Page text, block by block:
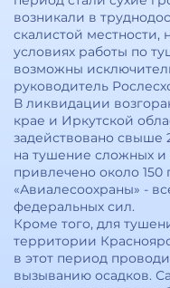
возникали в
скалистой местности,
условиях работы по
возможны
руководитель
В ликвидации
крае и Иркутской
задействовано свыше
на тушение сложных
привлечено около
«Авиалесоохраны» -
федеральных сил.
Кроме того, для
территории
в этот период
вызыванию осадков.